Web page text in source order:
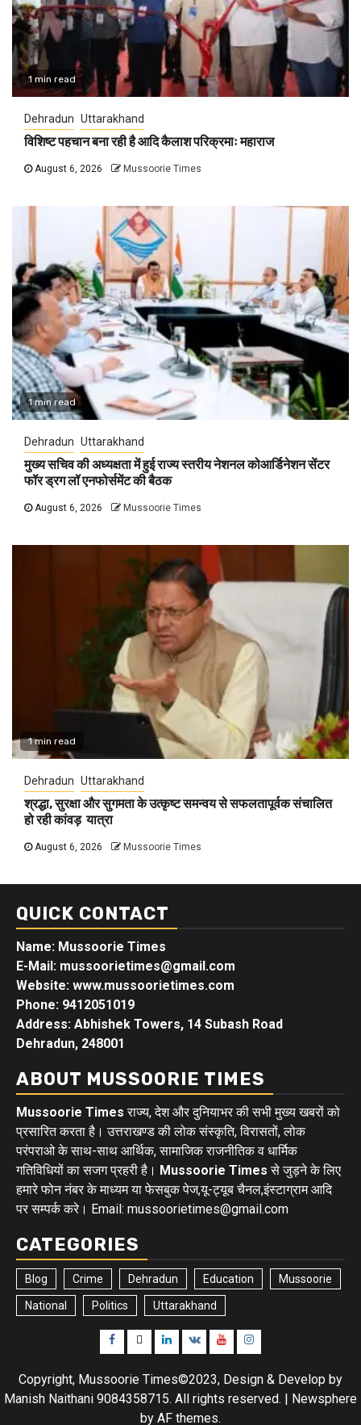
1 min read
Dehradun Uttarakhand
विशिष्ट पहचान बना रही है आदि कैलाश परिक्रमाः महाराज
August 6, 2026 Mussoorie Times
1 min read
Dehradun Uttarakhand
मुख्य सचिव की अध्यक्षता में हुई राज्य स्तरीय नेशनल कोआर्डिनेशन सेंटर
फॉर ड्रग लॉ एनफोर्समेंट की बैठक
August 6, 2026 Mussoorie Times
1 min read
Dehradun Uttarakhand
श्रद्धा, सुरक्षा और सुगमता के उत्कृष्ट समन्वय से सफलतापूर्वक संचालित
हो रही कांवड़ यात्रा
August 6, 2026 Mussoorie Times
QUICK CONTACT
Name: Mussoorie Times
E-Mail: mussoorietimes@gmail.com
Website: www.mussoorietimes.com
Phone: 9412051019
Address: Abhishek Towers, 14 Subash Road
Dehradun, 248001
ABOUT MUSSOORIE TIMES
Mussoorie Times राज्य, देश और दुनियाभर की सभी मुख्य खबरों को
प्रसारित करता है। उत्तराखण्ड की लोक संस्कृति, विरासतों, लोक
परंपराओ के साथ-साथ आर्थिक, सामाजिक राजनीतिक व धार्मिक
गतिविधियों का सजग प्रहरी है। Mussoorie Times से जुड़ने के लिए
हमारे फोन नंबर के माध्यम या फेसबुक पेज,यू-ट्यूब चैनल,इंस्टाग्राम आदि
पर सम्पर्क करे। Email: mussoorietimes@gmail.com
CATEGORIES
Blog Crime Dehradun Education Mussoorie
National Politics Uttarakhand
Facebook
TwitterLinkedin
VK YoutubeInstagram
Copyright, Mussoorie Times©2023, Design & Develop by
Manish Naithani 9084358715. All rights reserved. | Newsphere
by AF themes.